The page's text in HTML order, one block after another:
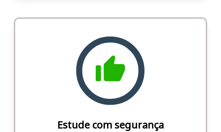
Estude com segurança